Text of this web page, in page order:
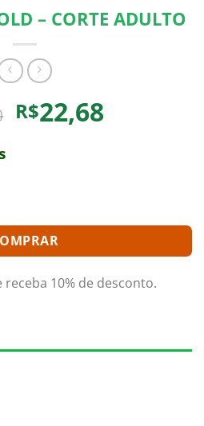
– CORTE ADULTO
O
preço
R$22,68O
preço
ADULTO quantidade
receba 10% de desconto.